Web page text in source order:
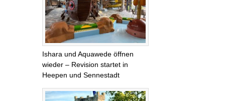
Ishara und Aquawede öffnen
wieder – Revision startet in
Heepen und Sennestadt